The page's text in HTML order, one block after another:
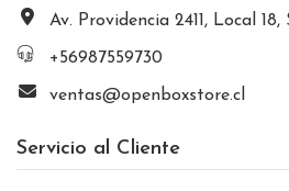
Av. Providencia 2411, Local 18,
+56987559730
ventas@openboxstore.cl
Servicio al Cliente